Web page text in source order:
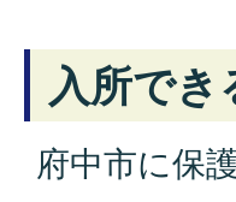
入所でき
府中市に保